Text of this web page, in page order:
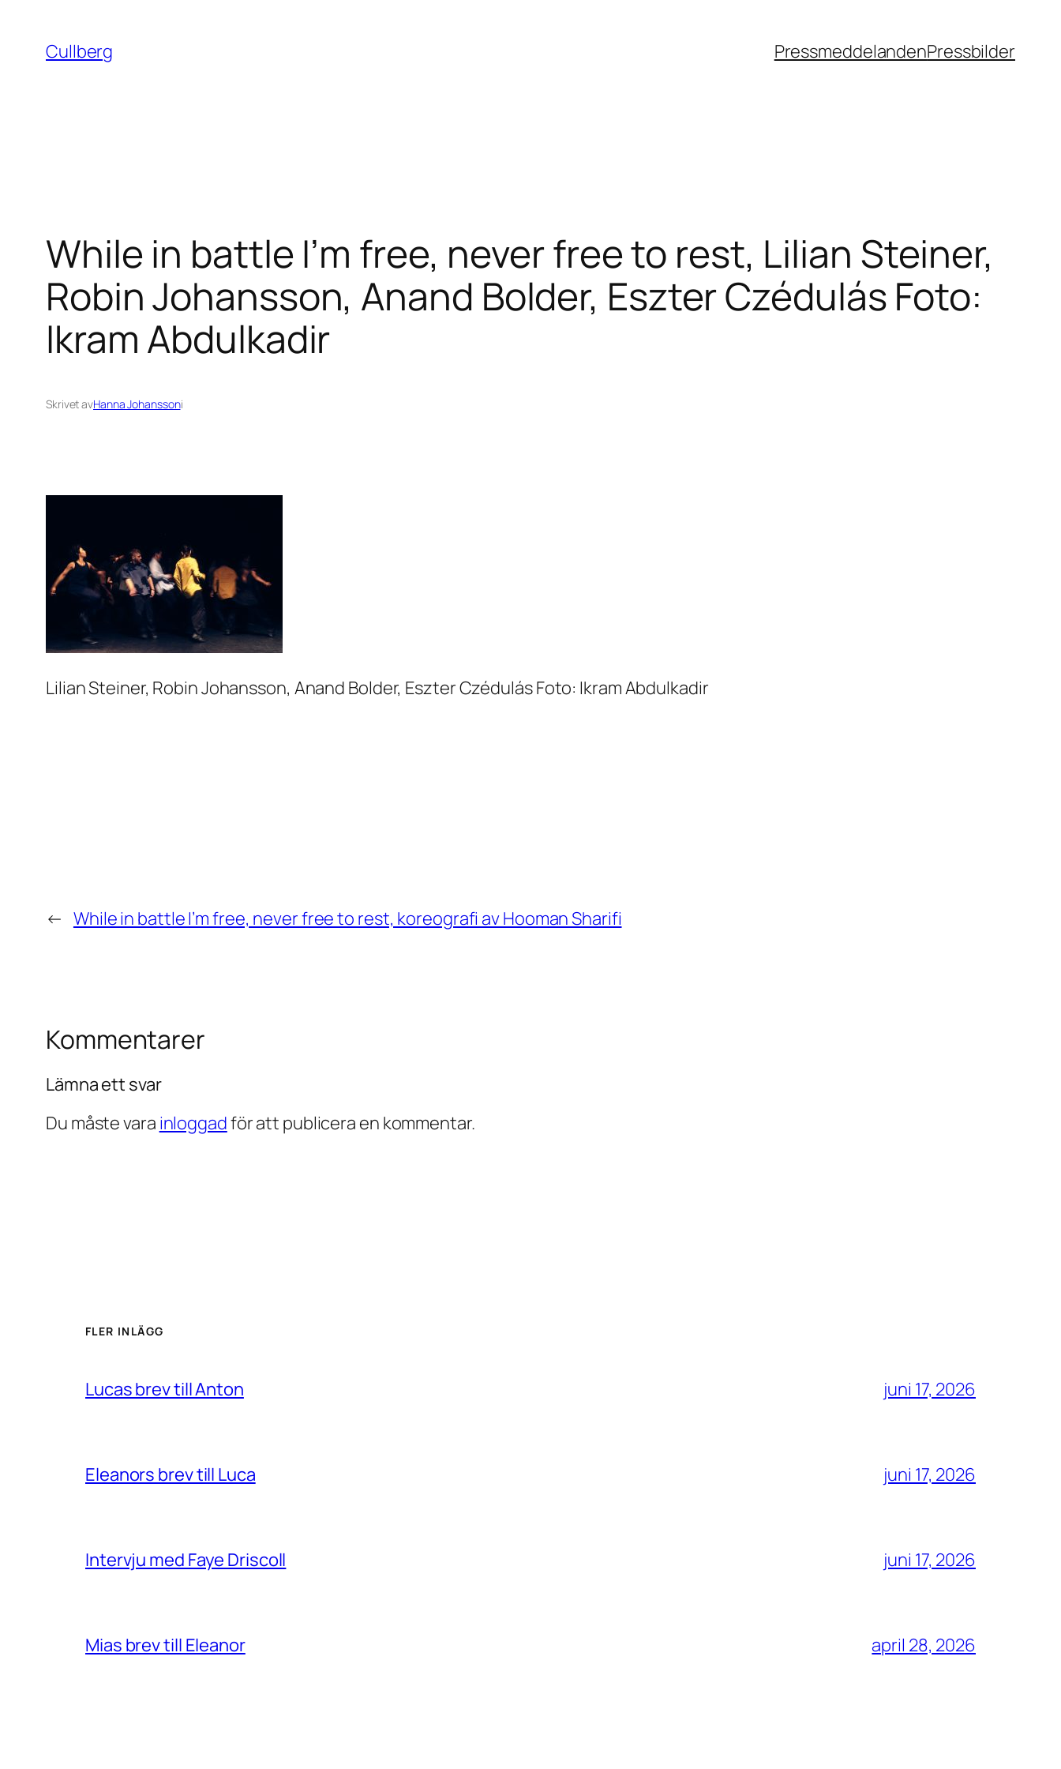
innehåll
Cullberg PressmeddelandenPressbilder
While in battle I’m free, never free to rest, Lilian Steiner,
Robin Johansson, Anand Bolder, Eszter Czédulás Foto:
Ikram Abdulkadir
Skrivet avHanna Johanssoni
Lilian Steiner, Robin Johansson, Anand Bolder, Eszter Czédulás Foto: Ikram Abdulkadir
← While in battle I’m free, never free to rest, koreografi av Hooman Sharifi
Kommentarer
Lämna ett svar
Du måste vara inloggadför att publicera en kommentar.
FLER INLÄGG
Lucas brev till Anton juni 17, 2026
Eleanors brev till Luca juni 17, 2026
Intervju med Faye Driscoll juni 17, 2026
Mias brev till Eleanor april 28, 2026